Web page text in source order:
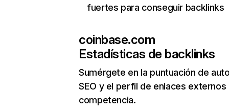
fuertes para conseguir backlinks
coinbase.com
Estadísticas de backlinks
Sumérgete en la puntuación de
SEO y el perfil de enlaces externos
competencia.